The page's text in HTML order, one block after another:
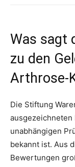
Was sagt
zu den
Arthrose-
Die Stiftung
unabhängigen
bekannt ist. Aus
Bewertungen